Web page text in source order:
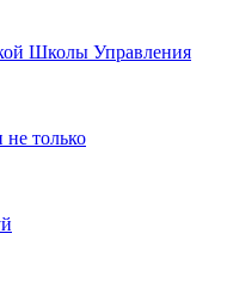
Школы Управления
не только